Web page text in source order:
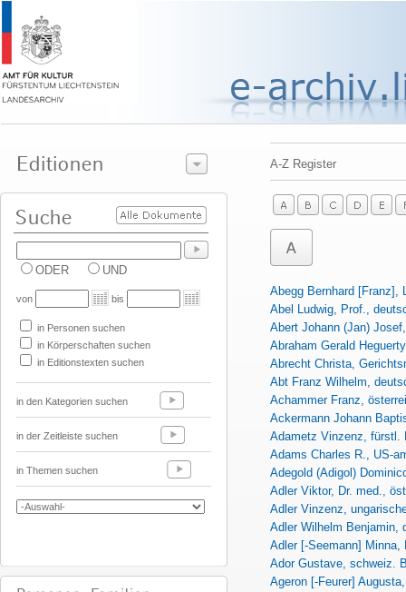
ODER UND
von bis
in Personen suchen
in Körperschaften suchen
in Editionstexten suchen
in den Kategorien suchen
in der Zeitleiste suchen
in Themen suchen
A-Z Register
Abegg Bernhard [Franz],
Abel Ludwig, Prof.,
Abert Johann (Jan)
Abraham Gerald
Abrecht Christa,
Abt Franz Wilhelm,
Achammer Franz,
Ackermann Johann
Adametz Vinzenz, fürstl.
Adams Charles R., US-
Adegold (Adigol)
Adler Viktor, Dr. med.,
Adler Vinzenz,
Adler Wilhelm Benjamin,
Adler [-Seemann] Minna,
Ador Gustave, schweiz.
Ageron [-Feurer]